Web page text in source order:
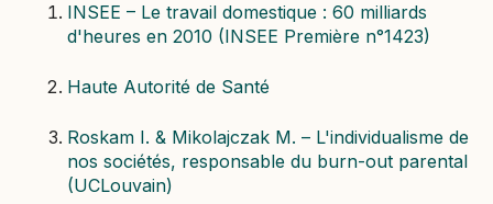
INSEE – Le travail domestique : 60 milliards
d'heures en 2010 (INSEE Première n°1423)
Haute Autorité de Santé
Roskam I. & Mikolajczak M. – L'individualisme de
nos sociétés, responsable du burn-out parental
(UCLouvain)